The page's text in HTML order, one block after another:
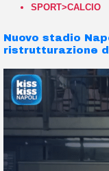
SPORT>CALCIO
Nuovo stadio
ristrutturazione